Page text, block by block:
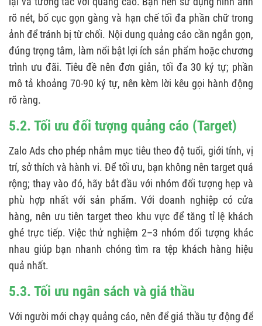
rõ nét, bố cục gọn gàng và hạn chế tối đa phần chữ trong
ảnh để tránh bị từ chối. Nội dung quảng cáo cần ngắn gọn,
đúng trọng tâm, làm nổi bật lợi ích sản phẩm hoặc chương
trình ưu đãi. Tiêu đề nên đơn giản, tối đa 30 ký tự; phần
mô tả khoảng 70-90 ký tự, nên kèm lời kêu gọi hành động
rõ ràng.
5.2. Tối ưu đối tượng quảng cáo (Target)
Zalo Ads cho phép nhắm mục tiêu theo độ tuổi, giới tính, vị
trí, sở thích và hành vi. Để tối ưu, bạn không nên target quá
rộng; thay vào đó, hãy bắt đầu với nhóm đối tượng hẹp và
phù hợp nhất với sản phẩm. Với doanh nghiệp có cửa
hàng, nên ưu tiên target theo khu vực để tăng tỉ lệ khách
ghé trực tiếp. Việc thử nghiệm 2–3 nhóm đối tượng khác
nhau giúp bạn nhanh chóng tìm ra tệp khách hàng hiệu
quả nhất.
5.3. Tối ưu ngân sách và giá thầu
Với người mới chạy quảng cáo, nên để giá thầu tự động để